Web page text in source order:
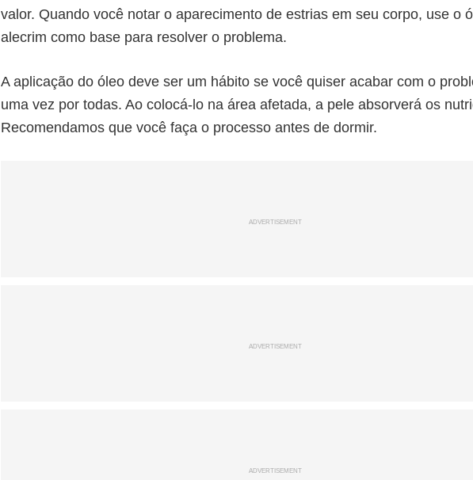
valor. Quando você notar o aparecimento de estrias em seu corpo, use o
alecrim como base para resolver o problema.
A aplicação do óleo deve ser um hábito se você quiser acabar com o
uma vez por todas. Ao colocá-lo na área afetada, a pele absorverá os
Recomendamos que você faça o processo antes de dormir.
ADVERTISEMENT
ADVERTISEMENT
ADVERTISEMENT